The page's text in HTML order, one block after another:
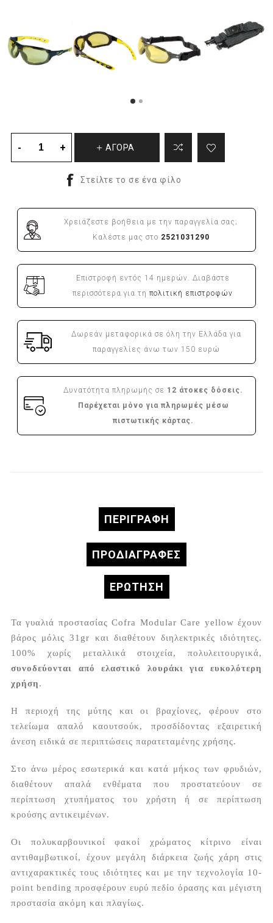
ΑΓΟΡΑ
Χρειάζεστε βοήθεια με την παραγγελία σας;
Καλέστε μας στο 2521031290
Επιστροφή εντός 14 ημερών. Διαβάστε
περισσότερα για τηπολιτική επιστροφών
Δωρεάν μεταφορικά σε όλη την Ελλάδα για
παραγγελίες άνω των 150 ευρώ
Δυνατότητα πληρωμής σε 12 άτοκες δόσεις.
Παρέχεται μόνο για πληρωμές μέσω
πιστωτικής κάρτας.
ΠΕΡΙΓΡΑΦΉ
ΠΡΟΔΙΑΓΡΑΦΈΣ
ΕΡΏΤΗΣΗ
Τα γυαλιά προστασίας Cofra Modular Care yellow έχουν
βάρος μόλις 31gr και διαθέτουν διηλεκτρικές ιδιότητες.
100% χωρίς μεταλλικά στοιχεία, πολυλειτουργικά,
συνοδεύονται από ελαστικό λουράκι για ευκολότερη
χρήση.
Η περιοχή της μύτης και οι βραχίονες, φέρουν στο
τελείωμα απαλό καουτσούκ, προσδίδοντας εξαιρετική
άνεση ειδικά σε περιπτώσεις παρατεταμένης χρήσης.
Στο άνω μέρος εσωτερικά και κατά μήκος των φρυδιών,
διαθέτουν απαλά ενθέματα που προστατεύουν σε
περίπτωση χτυπήματος του χρήστη ή σε περίπτωση
κρούσης αντικειμένων.
Οι πολυκαρβουνικοί φακοί χρώματος κίτρινο είναι
αντιθαμβωτικοί, έχουν μεγάλη διάρκεια ζωής χάρη στις
αντιχαρακτικές τους ιδιότητες και με την τεχνολογία 10-
point bending προσφέρουν ευρύ πεδίο όρασης και μέγιστη
προστασία ακόμη και πλαγίως.